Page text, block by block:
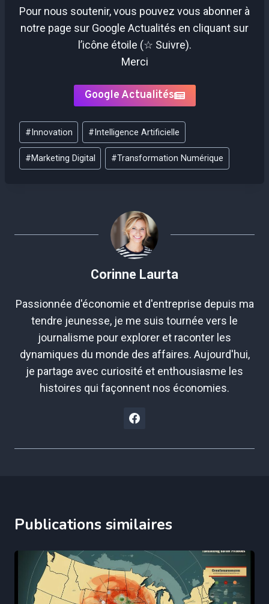
Pour nous soutenir, vous pouvez vous abonner à
notre page sur Google Actualités en cliquant sur
l’icône étoile (☆ Suivre).
Merci
Google Actualités
Étiquettes
de
la
# Innovation # Intelligence Artificielle
#Marketing Digital #Transformation Numérique
Corinne Laurta
Passionnée d'économie et d'entreprise depuis ma
tendre jeunesse, je me suis tournée vers le
journalisme pour explorer et raconter les
dynamiques du monde des affaires. Aujourd'hui,
je partage avec curiosité et enthousiasme les
histoires qui façonnent nos économies.
Publications similaires